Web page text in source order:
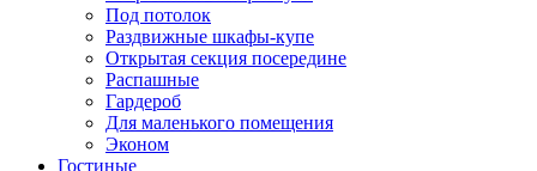
Под потолок
Раздвижные шкафы-купе
Открытая секция посередине
Распашные
Гардероб
Для маленького помещения
Эконом
Гостиные